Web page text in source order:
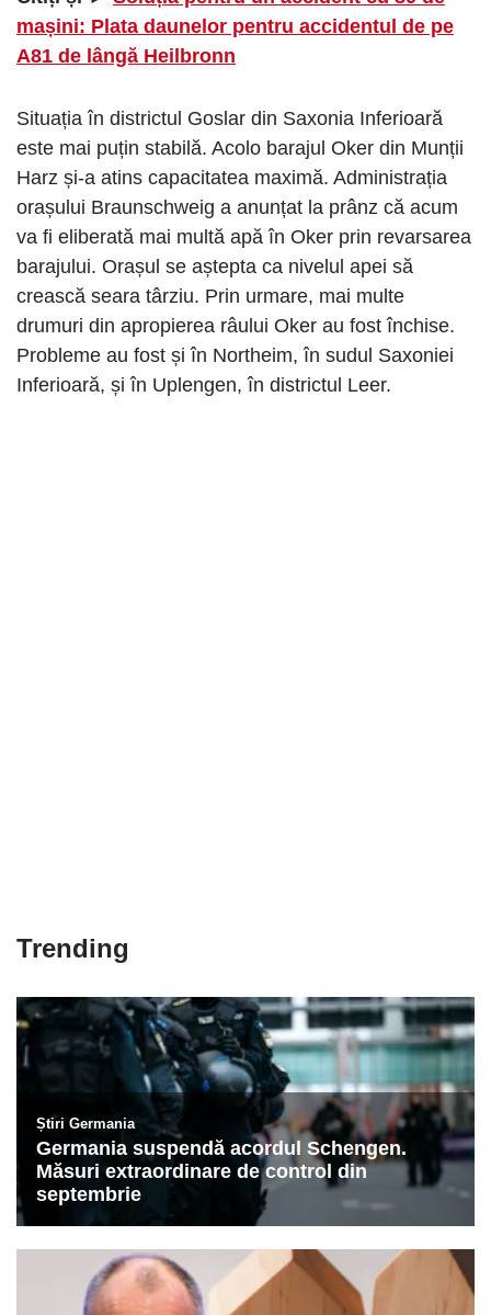
mașini: Plata daunelor pentru accidentul de pe
A81 de lângă Heilbronn
Situația în districtul Goslar din Saxonia Inferioară
este mai puțin stabilă. Acolo barajul Oker din Munții
Harz și-a atins capacitatea maximă. Administrația
orașului Braunschweig a anunțat la prânz că acum
va fi eliberată mai multă apă în Oker prin revarsarea
barajului. Orașul se aștepta ca nivelul apei să
crească seara târziu. Prin urmare, mai multe
drumuri din apropierea râului Oker au fost închise.
Probleme au fost și în Northeim, în sudul Saxoniei
Inferioară, și în Uplengen, în districtul Leer.
Trending